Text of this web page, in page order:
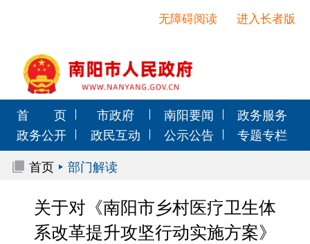
进入长者版
无障碍阅读
首 页 市政府 南阳要闻
政务服务
政务公开
政民互动 公示公告
专题专栏
首页
部门解读
关于对《南阳市乡村医疗卫生体
系改革提升攻坚行动实施方案》